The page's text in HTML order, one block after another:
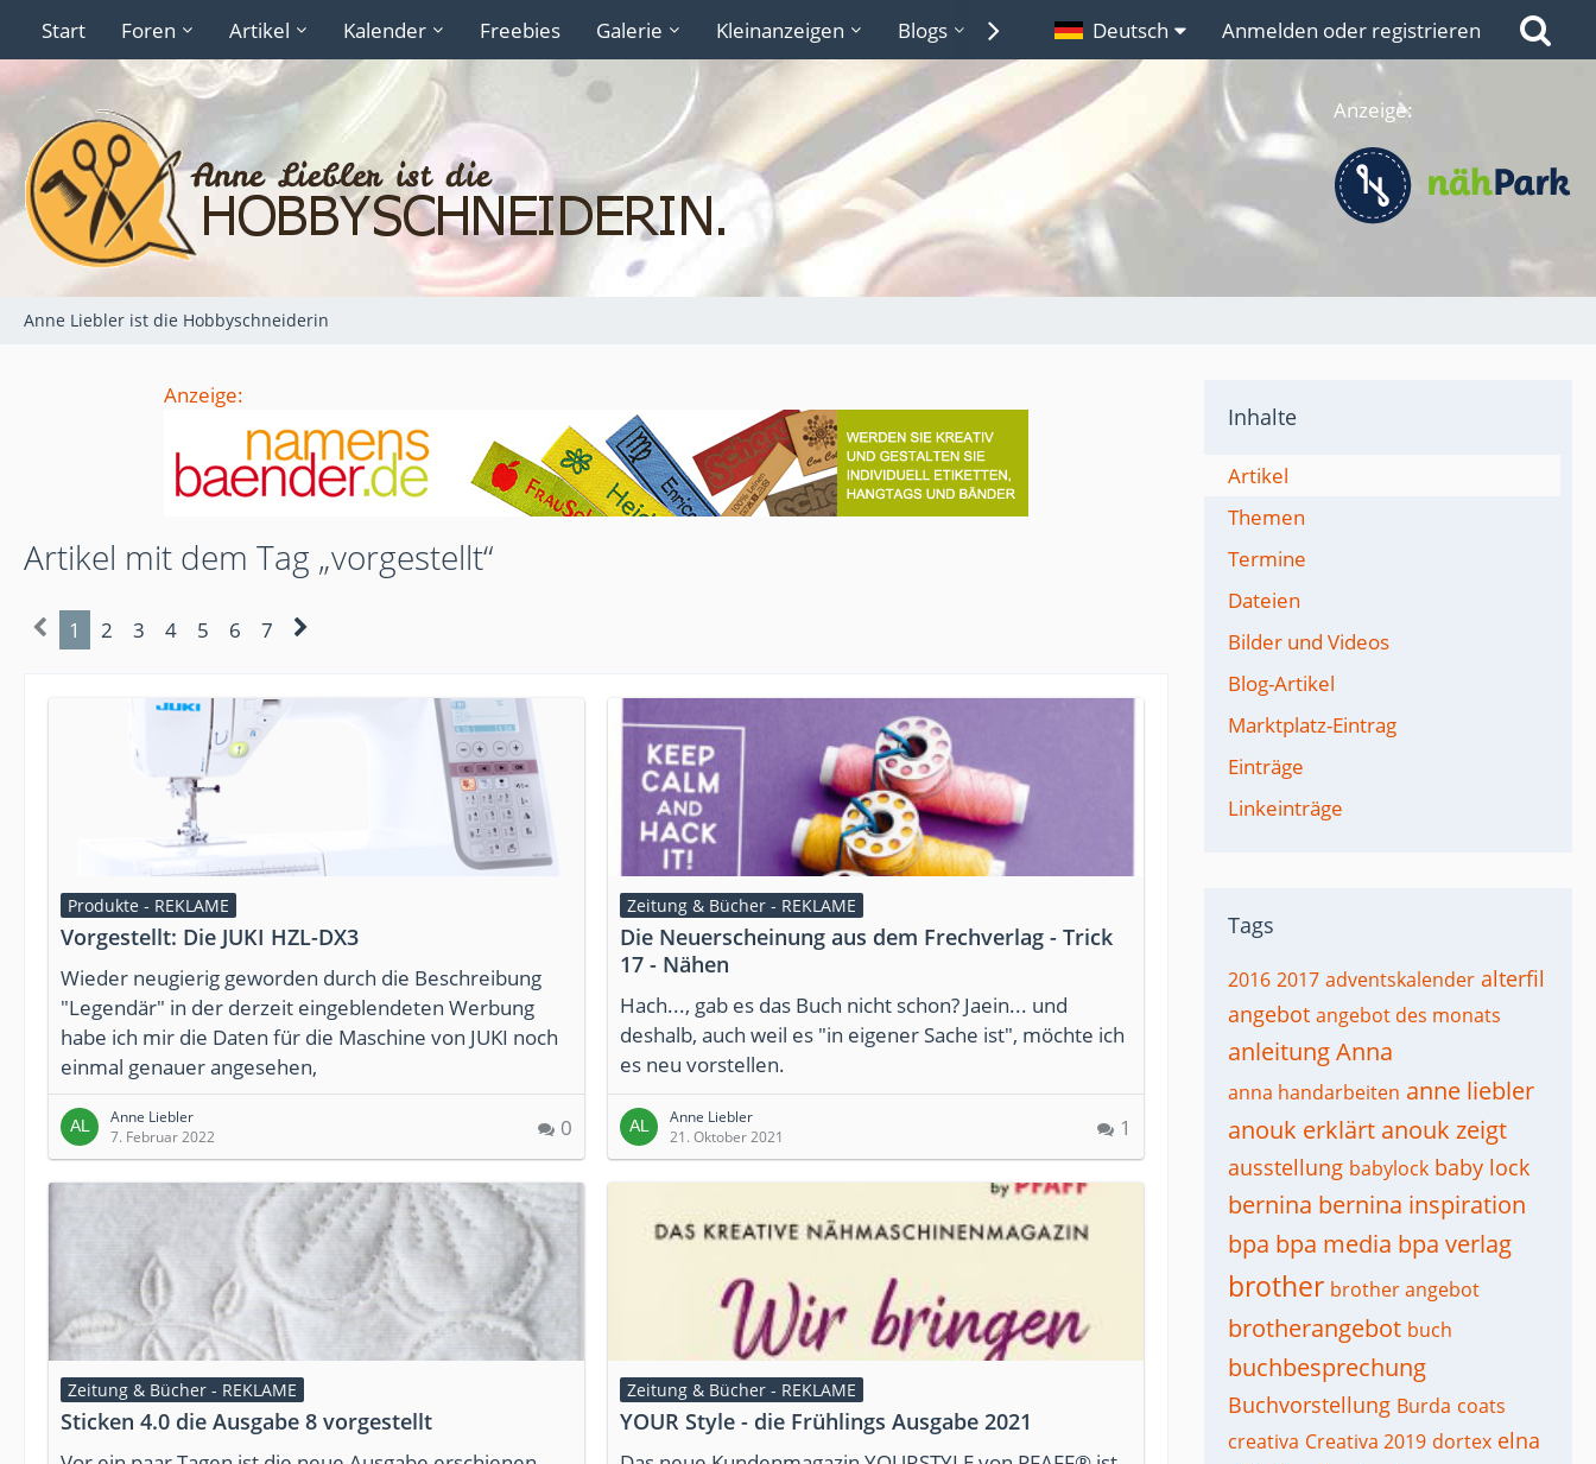
Start Foren Artikel Kalender Freebies Galerie Kleinanzeigen Blogs Lexikon Links
Deutsch Anmelden oder registrieren
Anzeige:
Anne Liebler ist die Hobbyschneiderin
Anzeige:
Artikel mit dem Tag „vorgestellt“
1 2 3 4 5 6 7
Produkte - REKLAME
Vorgestellt: Die JUKI HZL-DX3
Wieder neugierig geworden durch die Beschreibung
"Legendär" in der derzeit eingeblendeten Werbung
habe ich mir die Daten für die Maschine von JUKI noch
einmal genauer angesehen,
Anne Liebler
7. Februar 2022
0
Zeitung & Bücher - REKLAME
Die Neuerscheinung aus dem Frechverlag - Trick
17 - Nähen
Hach..., gab es das Buch nicht schon? Jaein... und
deshalb, auch weil es "in eigener Sache ist", möchte ich
es neu vorstellen.
Anne Liebler
21. Oktober 2021
1
Zeitung & Bücher - REKLAME
Sticken 4.0 die Ausgabe 8 vorgestellt
Zeitung & Bücher - REKLAME
YOUR Style - die Frühlings Ausgabe 2021
Inhalte
Artikel
Themen
Termine
Dateien
Bilder und Videos
Blog-Artikel
Marktplatz-Eintrag
Einträge
Linkeinträge
Tags
2016 2017 adventskalender alterfil
angebot angebot des monats
anleitungAnna
anna handarbeiten anne liebler
anouk erklärt anouk zeigt
ausstellung babylock baby lock
bernina bernina inspiration
bpa bpa media bpa verlag
brother brother angebot
brotherangebot buch
buchbesprechung
Buchvorstellung Burda coats
creativa Creativa 2019 dortex elna